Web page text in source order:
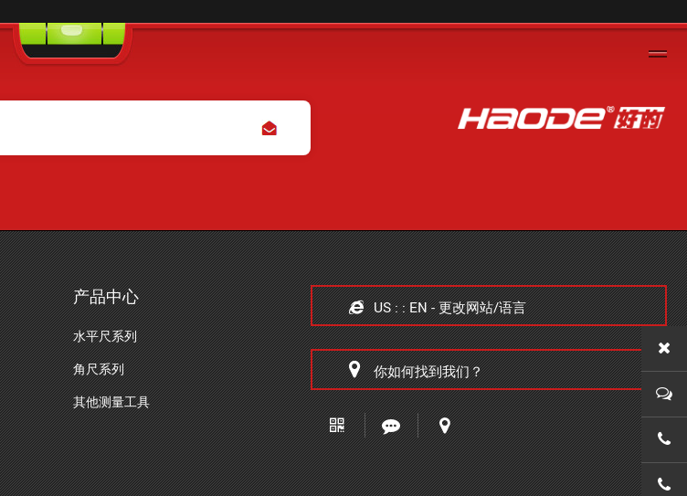
产品中心
水平尺系列
角尺系列
其他测量工具
US : : EN - 更改网站/语言
你如何找到我们？